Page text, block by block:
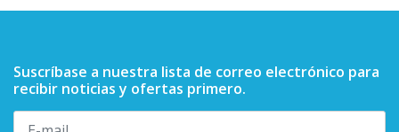
Suscríbase a nuestra lista de correo electrónico para
recibir noticias y ofertas primero.